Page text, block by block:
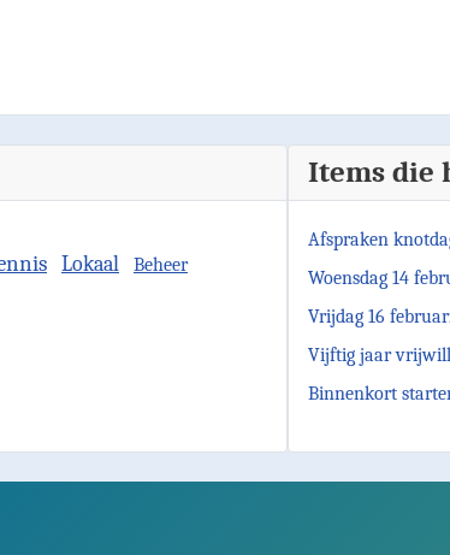
Lokaal Beheer
Items die
Afspraken
Woensdag 14
Vrijdag 16
Vijftig jaar
Binnenkort